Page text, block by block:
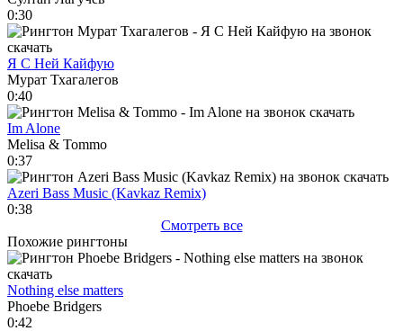
0:30
Я С Ней Кайфую
Мурат Тхагалегов
0:40
Im Alone
Melisa & Tommo
0:37
Azeri Bass Music (Kavkaz Remix)
0:38
Смотреть все
Похожие рингтоны
Nothing else matters
Phoebe Bridgers
0:42